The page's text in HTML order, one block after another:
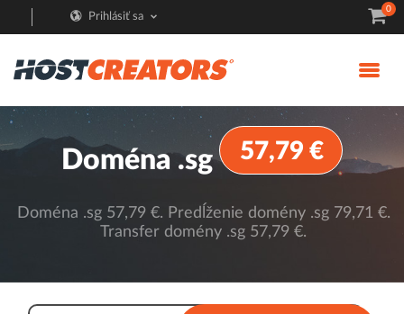
Prihlásiť sa
0
Doména .sg 57,79 €
Doména .sg 57,79 €. Predĺženie domény .sg 79,71 €.
Transfer domény .sg 57,79 €.